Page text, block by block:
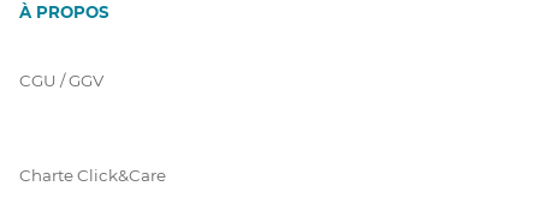
À PROPOS
CGU / GGV
Charte Click&Care